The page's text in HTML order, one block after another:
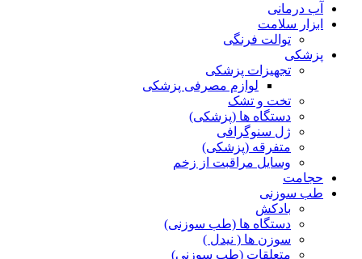
آب درمانی
ابزار سلامت
توالت فرنگی
پزشکی
تجهیزات پزشکی
لوازم مصرفی پزشکی
تخت و تشک
دستگاه ها (پزشکی)
ژل سنوگرافی
متفرقه (پزشکی)
وسایل مراقبت از زخم
حجامت
طب سوزنی
بادکش
دستگاه ها (طب سوزنی)
سوزن ها ( نیدل )
متعلقات (طب سوزنی)